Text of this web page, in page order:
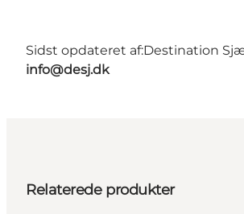
Sidst opdateret af:Destination
info@desj.dk
Relaterede produkter